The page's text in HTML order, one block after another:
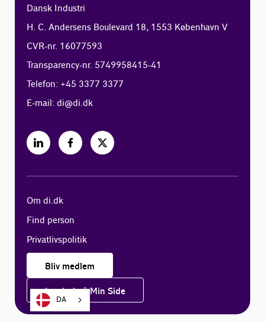
Dansk Industri
H. C. Andersens Boulevard 18, 1553 København V
CVR-nr. 16077593
Transparency-nr. 5749958415-41
Telefon: +45 3377 3377
E-mail:di@di.dk
Om di.dk
Find person
Privatlivspolitik
Bliv medlem
Log ind på Min Side
DA